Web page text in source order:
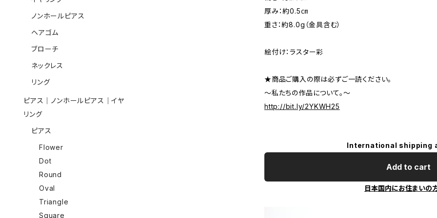
厚み：約0.5㎝
重さ：約8.0g（金具含む）
絵付け：ラスター彩
★商品ご購入の際は必ずご一読ください。
～私たちの作品について。～
http://bit.ly/2YKWH25
International shipping
Add to cart
日本国内にお住まいの
ノンホールピアス
ヘアゴム
ブローチ
ネックレス
リング
ピアス｜ノンホールピアス｜イヤ
リング
ピアス
Flower
Dot
Round
Oval
Triangle
Square